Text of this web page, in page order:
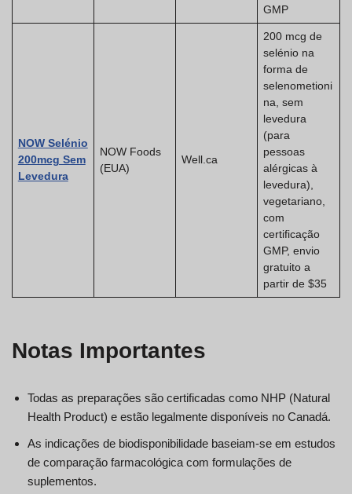
GMP
NOW Selénio
200mcg Sem
Levedura
NOW Foods
(EUA)
Well.ca
200 mcg de
selénio na
forma de
selenometioni
na, sem
levedura
(para
pessoas
alérgicas à
levedura),
vegetariano,
com
certificação
GMP, envio
gratuito a
partir de $35
Notas Importantes
Todas as preparações são certificadas como NHP (Natural
Health Product) e estão legalmente disponíveis no Canadá.
As indicações de biodisponibilidade baseiam-se em estudos
de comparação farmacológica com formulações de
suplementos.